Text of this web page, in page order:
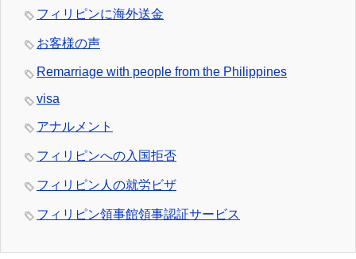
フィリピンに海外送金
お客様の声
Remarriage with people from the Philippines
visa
アナルメント
フィリピンへの入国拒否
フィリピン人の就労ビザ
フィリピン領事館領事認証サービス